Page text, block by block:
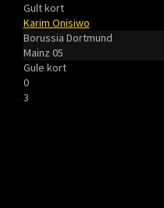
Gult kort
Karim Onisiwo
Borussia Dortmund
Mainz 05
Gule kort
0
3